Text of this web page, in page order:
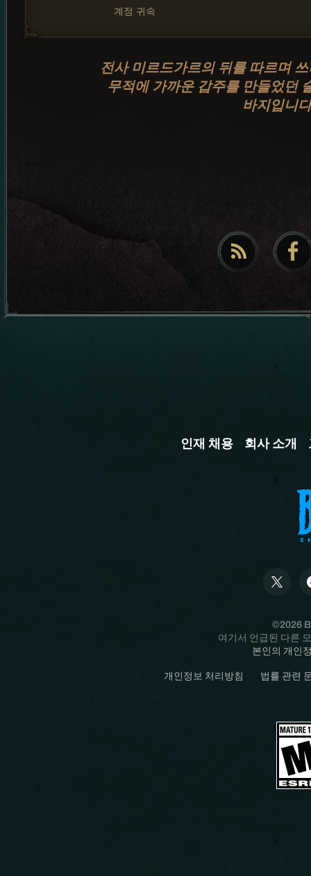
계정 귀속
전사 미르드가르의 뒤를 따르며
무적에 가까운 갑주를 만들었던
바지입니